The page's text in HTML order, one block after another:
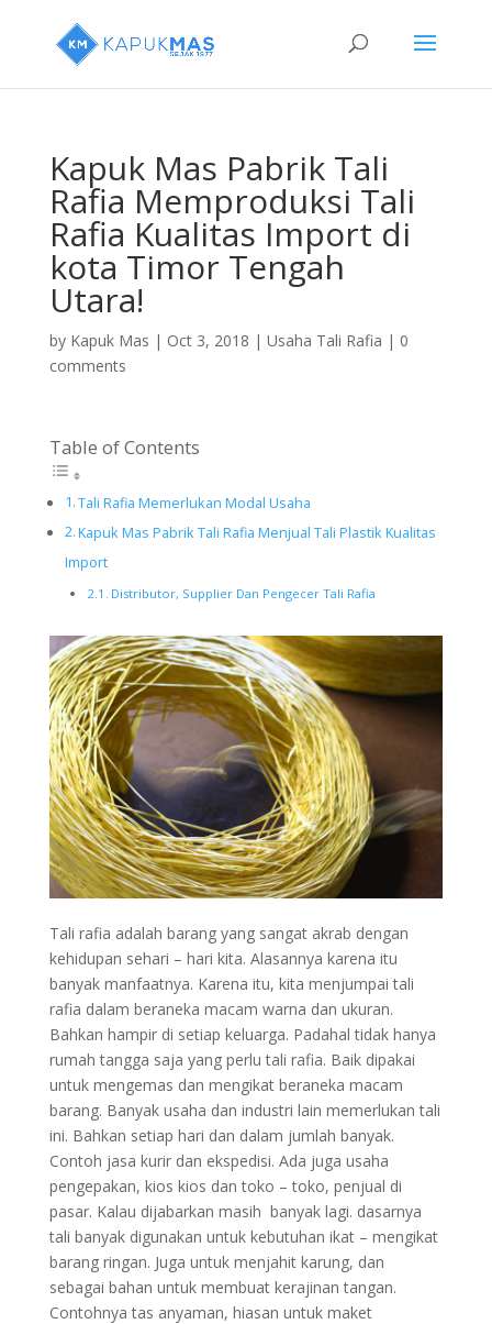
Kapuk Mas Pabrik Tali
Rafia Memproduksi Tali
Rafia Kualitas Import di
kota Timor Tengah
Utara!
by Kapuk Mas | Oct 3, 2018 | Usaha Tali Rafia | 0
comments
Table of Contents
Tali Rafia Memerlukan Modal Usaha
Kapuk Mas Pabrik Tali Rafia Menjual Tali Plastik Kualitas
Import
Distributor, Supplier Dan Pengecer Tali Rafia
Tali rafia adalah barang yang sangat akrab dengan
kehidupan sehari – hari kita. Alasannya karena itu
banyak manfaatnya. Karena itu, kita menjumpai tali
rafia dalam beraneka macam warna dan ukuran.
Bahkan hampir di setiap keluarga. Padahal tidak hanya
rumah tangga saja yang perlu tali rafia. Baik dipakai
untuk mengemas dan mengikat beraneka macam
barang. Banyak usaha dan industri lain memerlukan tali
ini. Bahkan setiap hari dan dalam jumlah banyak.
Contoh jasa kurir dan ekspedisi. Ada juga usaha
pengepakan, kios kios dan toko – toko, penjual di
pasar. Kalau dijabarkan masih banyak lagi. dasarnya
tali banyak digunakan untuk kebutuhan ikat – mengikat
barang ringan. Juga untuk menjahit karung, dan
sebagai bahan untuk membuat kerajinan tangan.
Contohnya tas anyaman, hiasan untuk maket